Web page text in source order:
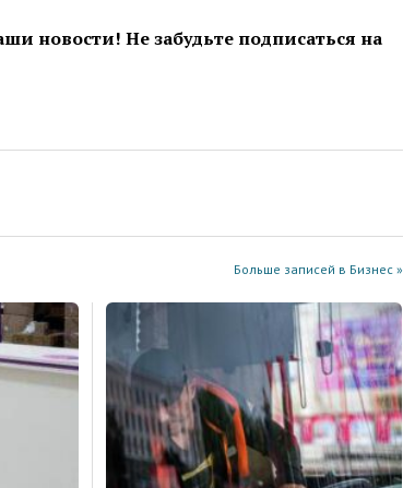
новости! Не забудьте подписаться на
Больше записей в Бизнес »